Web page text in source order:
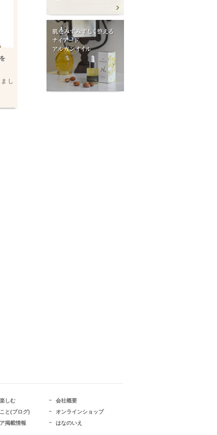
し
しむ
と(ブログ)
掲載情報
会社概要
オンラインショップ
はなのいえ